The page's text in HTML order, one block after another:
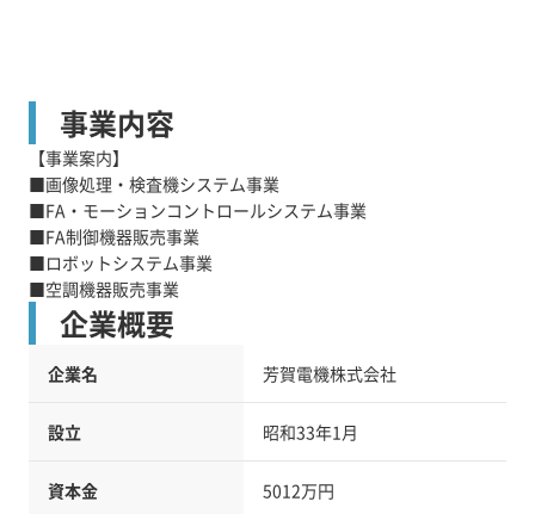
事業内容
【事業案内】
■画像処理・検査機システム事業
■FA・モーションコントロールシステム事業
■FA制御機器販売事業
■ロボットシステム事業
■空調機器販売事業
企業概要
企業名 芳賀電機株式会社
設立 昭和33年1月
資本金 5012万円